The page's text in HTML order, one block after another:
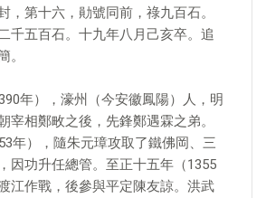
，第十六，勛號同前，祿九百石。
千五百石。十九年八月己亥卒。追
。
年），濠州（今安徽鳳陽）人，明
宰相鄭畋之後，先鋒鄭遇霖之弟。
年），隨朱元璋攻取了鐵佛岡、三
因功升任總管。至正十五年（1355
江作戰，後參與平定陳友諒。洪武